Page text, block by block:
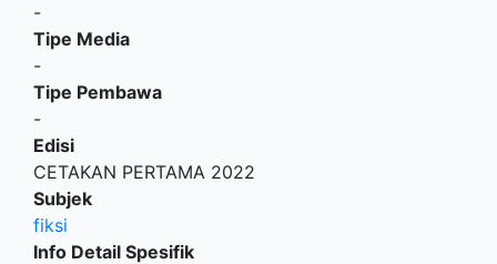
-
Tipe Media
-
Tipe Pembawa
-
Edisi
CETAKAN PERTAMA 2022
Subjek
fiksi
Info Detail Spesifik